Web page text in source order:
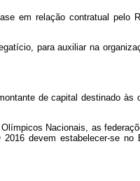
em relação contratual pelo
para auxiliar na
de capital destinado
Olímpicos Nacionais, as
devem estabelecer-se